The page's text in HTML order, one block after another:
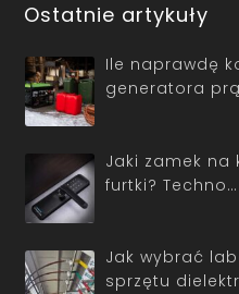
Ostatnie artykuły
Ile naprawdę
generatora
Jaki zamek na
furtki? Techno…
Jak wybrać
sprzętu